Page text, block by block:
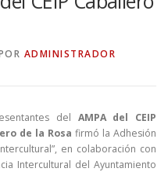
ADMINISTRADOR
del AMPA del CEIP
de la Rosa firmó la Adhesión
en colaboración con
Intercultural del Ayuntamiento